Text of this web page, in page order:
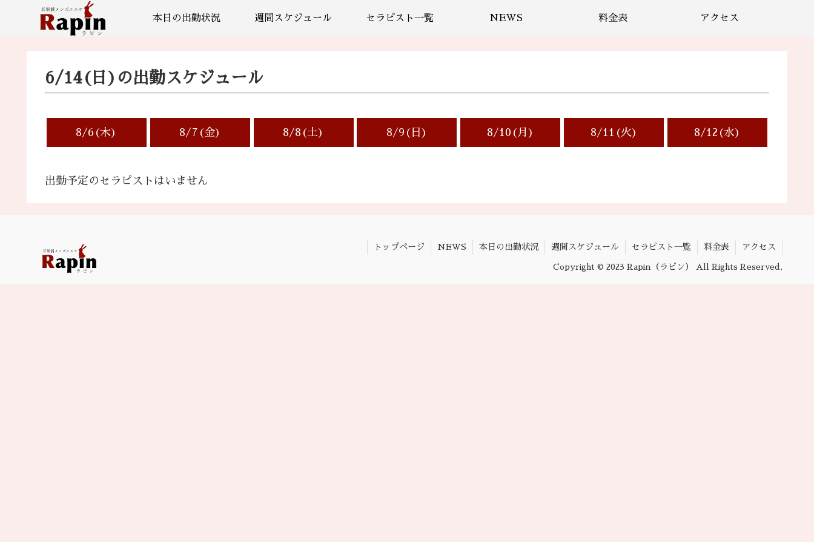
本日の出勤状況 週間スケジュール セラピスト一覧 NEWS 料金表 アクセス
6/14(日)の出勤スケジュール
8/6(木) 8/7(金) 8/8(土) 8/9(日) 8/10(月) 8/11(火) 8/12(水)
出勤予定のセラピストはいません
トップページ NEWS 本日の出勤状況 週間スケジュール セラピスト一覧 料金表 アクセス
Copyright © 2023 Rapin（ラピン） All Rights Reserved.